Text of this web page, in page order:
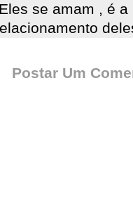
se amam , é
Postar Um